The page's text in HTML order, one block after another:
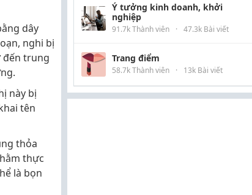
dây
nghi bị
đến trung
này bị
tên
thỏa
thực
là bọn
Ý tưởng kinh doanh, khởi
nghiệp
91.7k Thành viên · 47.3k Bài viết
Trang điểm
58.7k Thành viên · 13k Bài viết